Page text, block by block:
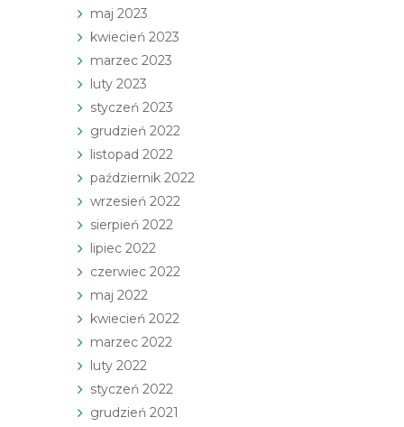
maj 2023
kwiecień 2023
marzec 2023
luty 2023
styczeń 2023
grudzień 2022
listopad 2022
październik 2022
wrzesień 2022
sierpień 2022
lipiec 2022
czerwiec 2022
maj 2022
kwiecień 2022
marzec 2022
luty 2022
styczeń 2022
grudzień 2021